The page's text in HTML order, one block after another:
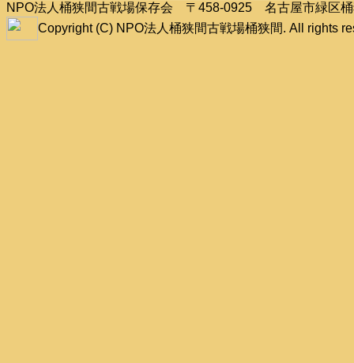
NPO法人桶狭間古戦場保存会 〒458-0925 名古屋市緑区
Copyright (C) NPO法人桶狭間古戦場桶狭間. All rights